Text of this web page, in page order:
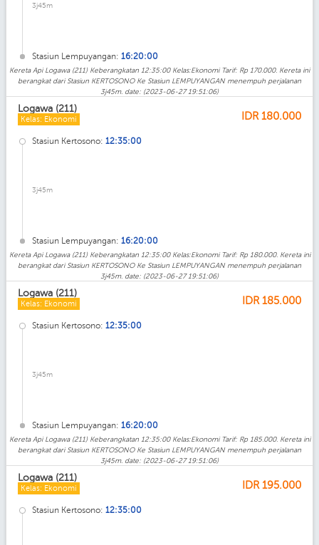
3j45m
Stasiun Lempuyangan: 16:20:00
Kereta Api Logawa (211) Keberangkatan 12:35:00 Kelas:Ekonomi Tarif: Rp 170.000. Kereta ini
berangkat dari Stasiun KERTOSONO Ke Stasiun LEMPUYANGAN menempuh perjalanan
3j45m. date: (2023-06-27 19:51:06)
Logawa (211)
Kelas: Ekonomi IDR 180.000
Stasiun Kertosono: 12:35:00
3j45m
Stasiun Lempuyangan: 16:20:00
Kereta Api Logawa (211) Keberangkatan 12:35:00 Kelas:Ekonomi Tarif: Rp 180.000. Kereta ini
berangkat dari Stasiun KERTOSONO Ke Stasiun LEMPUYANGAN menempuh perjalanan
3j45m. date: (2023-06-27 19:51:06)
Logawa (211)
Kelas: Ekonomi IDR 185.000
Stasiun Kertosono: 12:35:00
3j45m
Stasiun Lempuyangan: 16:20:00
Kereta Api Logawa (211) Keberangkatan 12:35:00 Kelas:Ekonomi Tarif: Rp 185.000. Kereta ini
berangkat dari Stasiun KERTOSONO Ke Stasiun LEMPUYANGAN menempuh perjalanan
3j45m. date: (2023-06-27 19:51:06)
Logawa (211)
Kelas: Ekonomi IDR 195.000
Stasiun Kertosono: 12:35:00